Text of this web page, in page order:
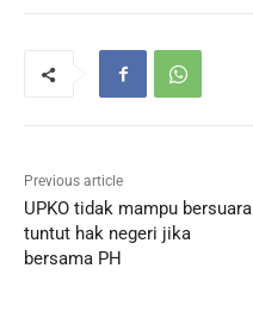
Previous article
UPKO tidak mampu bersuara
tuntut hak negeri jika
bersama PH